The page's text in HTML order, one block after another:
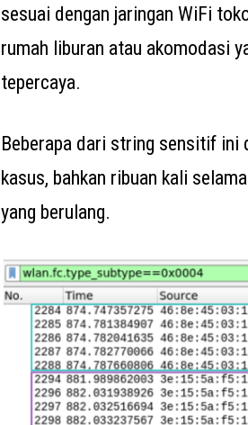
sesuai dengan jaringan WiFi
rumah liburan atau akomodasi
tepercaya.
Beberapa dari string sensitif ini
kasus, bahkan ribuan kali
yang berulang.